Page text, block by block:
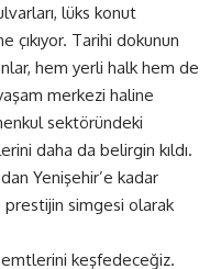
lüks konut
çıkıyor. Tarihi dokunun
hem yerli halk hem de
merkezi haline
sektöründeki
daha da belirgin kıldı.
Yenişehir’e kadar
simgesi olarak
semtlerini keşfedeceğiz.